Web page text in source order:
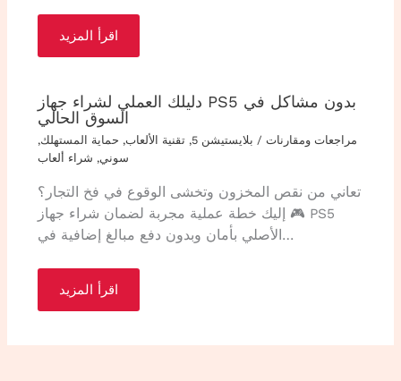
اقرأ المزيد
دليلك العملي لشراء جهاز PS5 بدون مشاكل في
السوق الحالي
مراجعات ومقارنات / بلايستيشن 5 ,تقنية الألعاب, حماية المستهلك,
سوني, شراء ألعاب
تعاني من نقص المخزون وتخشى الوقوع في فخ التجار؟
🎮 إليك خطة عملية مجربة لضمان شراء جهاز PS5
الأصلي بأمان وبدون دفع مبالغ إضافية في…
اقرأ المزيد